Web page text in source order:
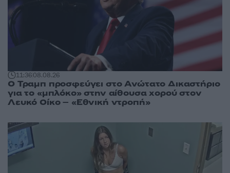
11:3608.08.26
Ο Τραμπ προσφεύγει στο Ανώτατο Δικαστήριο
για το «μπλόκο» στην αίθουσα χορού στον
Λευκό Οίκο – «Εθνική ντροπή»